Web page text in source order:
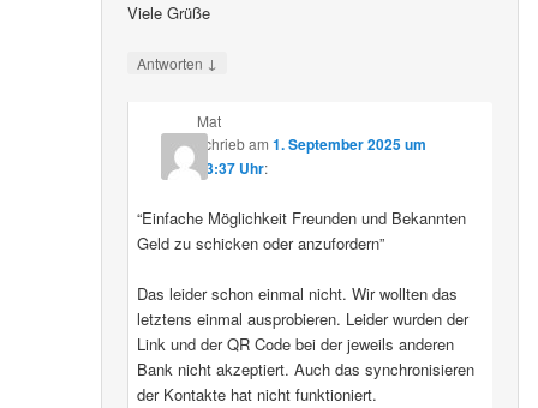
Viele Grüße
Antworten ↓
Mat
schriebam 1. September 2025 um
23:37 Uhr:
“Einfache Möglichkeit Freunden und Bekannten
Geld zu schicken oder anzufordern”
Das leider schon einmal nicht. Wir wollten das
letztens einmal ausprobieren. Leider wurden der
Link und der QR Code bei der jeweils anderen
Bank nicht akzeptiert. Auch das synchronisieren
der Kontakte hat nicht funktioniert.